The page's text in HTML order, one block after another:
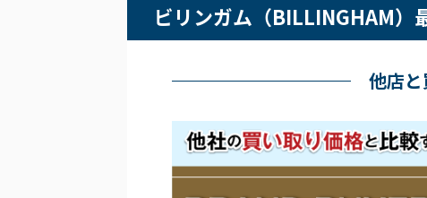
ビリンガム（BILLINGHAM）
他店